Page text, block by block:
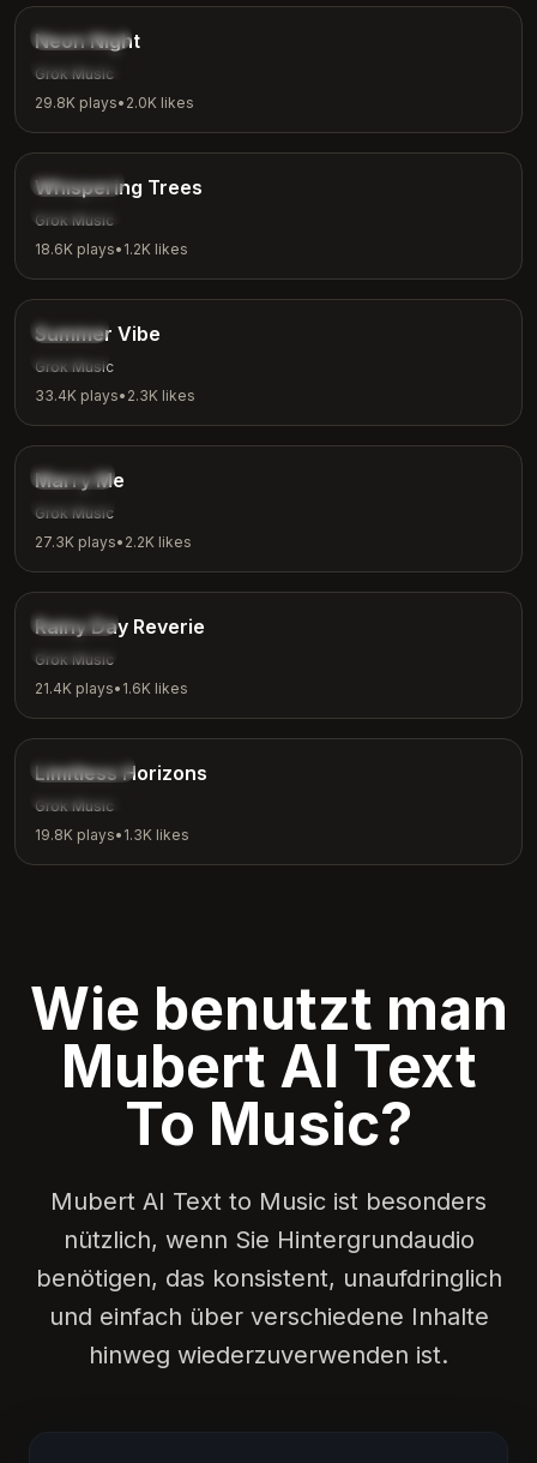
Synthwave
Night Vibes
Neon Night
Grok Music
29.8K plays• 2.0K likes
Nature
Meditation
Whispering Trees
Grok Music
18.6K plays• 1.2K likes
Chill
Summer
Summer Vibe
Grok Music
33.4K plays• 2.3K likes
Romantic
Love
Marry Me
Grok Music
27.3K plays• 2.2K likes
Ambient
Rainy Day
Rainy Day Reverie
Grok Music
21.4K plays• 1.6K likes
Inspirational
Motivation
Limitless Horizons
Grok Music
19.8K plays• 1.3K likes
Wie benutzt man
Mubert AI Text
To Music?
Mubert AI Text to Music ist besonders
nützlich, wenn Sie Hintergrundaudio
benötigen, das konsistent, unaufdringlich
und einfach über verschiedene Inhalte
hinweg wiederzuverwenden ist.